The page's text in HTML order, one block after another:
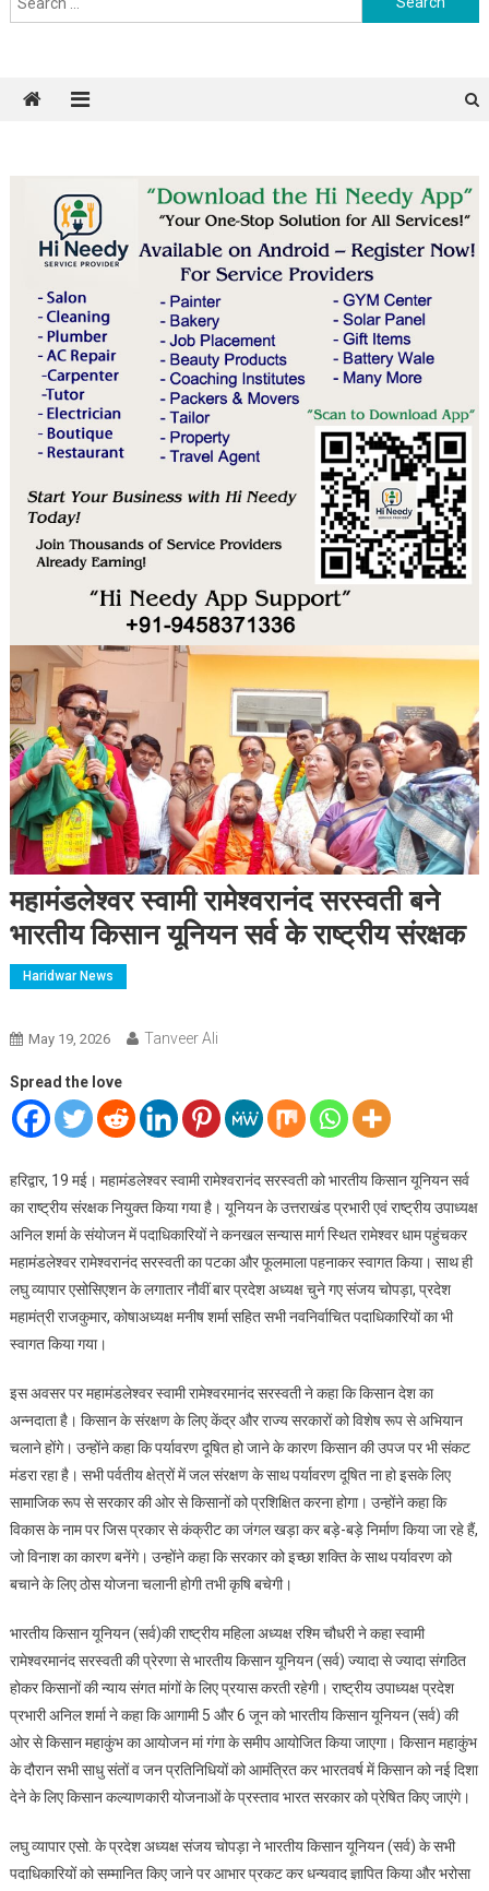
महामंडलेश्वर स्वामी रामेश्वरानंद सरस्वती बने
भारतीय किसान यूनियन सर्व के राष्ट्रीय संरक्षक
Haridwar News
May 19, 2026 Tanveer Ali
Spread the love
हरिद्वार, 19 मई। महामंडलेश्वर स्वामी रामेश्वरानंद सरस्वती को भारतीय किसान यूनियन सर्व
का राष्ट्रीय संरक्षक नियुक्त किया गया है। यूनियन के उत्तराखंड प्रभारी एवं राष्ट्रीय उपाध्यक्ष
अनिल शर्मा के संयोजन में पदाधिकारियों ने कनखल सन्यास मार्ग स्थित रामेश्वर धाम पहुंचकर
महामंडलेश्वर रामेश्वरानंद सरस्वती का पटका और फूलमाला पहनाकर स्वागत किया। साथ ही
लघु व्यापार एसोसिएशन के लगातार नौवीं बार प्रदेश अध्यक्ष चुने गए संजय चोपड़ा, प्रदेश
महामंत्री राजकुमार, कोषाअध्यक्ष मनीष शर्मा सहित सभी नवनिर्वाचित पदाधिकारियों का भी
स्वागत किया गया।
इस अवसर पर महामंडलेश्वर स्वामी रामेश्वरमानंद सरस्वती ने कहा कि किसान देश का
अन्नदाता है। किसान के संरक्षण के लिए केंद्र और राज्य सरकारों को विशेष रूप से अभियान
चलाने होंगे। उन्होंने कहा कि पर्यावरण दूषित हो जाने के कारण किसान की उपज पर भी संकट
मंडरा रहा है। सभी पर्वतीय क्षेत्रों में जल संरक्षण के साथ पर्यावरण दूषित ना हो इसके लिए
सामाजिक रूप से सरकार की ओर से किसानों को प्रशिक्षित करना होगा। उन्होंने कहा कि
विकास के नाम पर जिस प्रकार से कंक्रीट का जंगल खड़ा कर बड़े-बड़े निर्माण किया जा रहे हैं,
जो विनाश का कारण बनेंगे। उन्होंने कहा कि सरकार को इच्छा शक्ति के साथ पर्यावरण को
बचाने के लिए ठोस योजना चलानी होगी तभी कृषि बचेगी।
भारतीय किसान यूनियन (सर्व)की राष्ट्रीय महिला अध्यक्ष रश्मि चौधरी ने कहा स्वामी
रामेश्वरमानंद सरस्वती की प्रेरणा से भारतीय किसान यूनियन (सर्व) ज्यादा से ज्यादा संगठित
होकर किसानों की न्याय संगत मांगों के लिए प्रयास करती रहेगी। राष्ट्रीय उपाध्यक्ष प्रदेश
प्रभारी अनिल शर्मा ने कहा कि आगामी 5 और 6 जून को भारतीय किसान यूनियन (सर्व) की
ओर से किसान महाकुंभ का आयोजन मां गंगा के समीप आयोजित किया जाएगा। किसान महाकुंभ
के दौरान सभी साधु संतों व जन प्रतिनिधियों को आमंत्रित कर भारतवर्ष में किसान को नई दिशा
देने के लिए किसान कल्याणकारी योजनाओं के प्रस्ताव भारत सरकार को प्रेषित किए जाएंगे।
लघु व्यापार एसो. के प्रदेश अध्यक्ष संजय चोपड़ा ने भारतीय किसान यूनियन (सर्व) के सभी
पदाधिकारियों को सम्मानित किए जाने पर आभार प्रकट कर धन्यवाद ज्ञापित किया और भरोसा